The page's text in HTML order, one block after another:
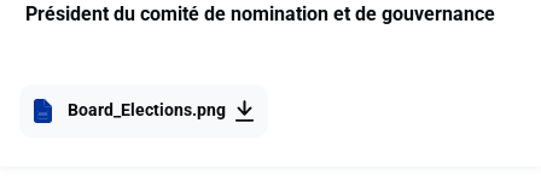
Président du comité de nomination et de gouvernance
Board_Elections.png